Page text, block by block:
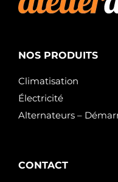
NOS PRODUITS
Climatisation
Électricité
Alternateurs –
CONTACT